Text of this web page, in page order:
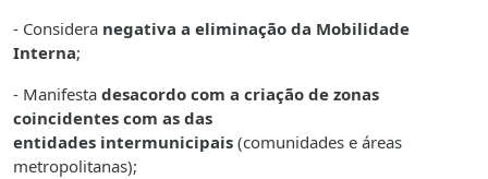
- Considera negativa a eliminação da Mobilidade
Interna;
- Manifesta desacordo com a criação de zonas
coincidentes com as das
entidades intermunicipais (comunidades e áreas
metropolitanas);